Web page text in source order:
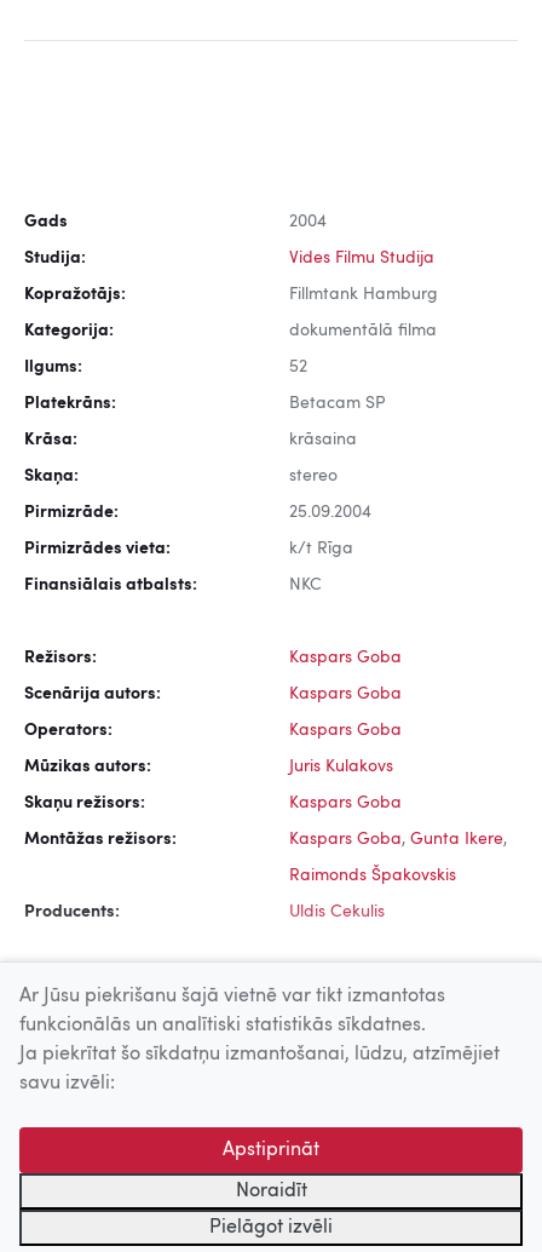
Gads 2004
Studija: Vides Filmu Studija
Kopražotājs: Fillmtank Hamburg
Kategorija: dokumentālā filma
Ilgums: 52
Platekrāns: Betacam SP
Krāsa: krāsaina
Skaņa: stereo
Pirmizrāde: 25.09.2004
Pirmizrādes vieta: k/t Rīga
Finansiālais atbalsts: NKC
Režisors: Kaspars Goba
Scenārija autors: Kaspars Goba
Operators: Kaspars Goba
Mūzikas autors: Juris Kulakovs
Skaņu režisors: Kaspars Goba
Montāžas režisors: Kaspars Goba, Gunta Ikere,
Raimonds Špakovskis
Producents: Uldis Cekulis
Uz augšu
© 2026 Nacionālais Kino centrs, Kultūras informācijas sistēmu
centrs. Sadarbības partneris: Latvijas Valsts
kinofotofonodokumentu arhīvs.
Ar Jūsu piekrišanu šajā vietnē var tikt izmantotas
funkcionālās un analītiski statistikās sīkdatnes.
Ja piekrītat šo sīkdatņu izmantošanai, lūdzu, atzīmējiet
savu izvēli:
Apstiprināt
Noraidīt
Pielāgot izvēli